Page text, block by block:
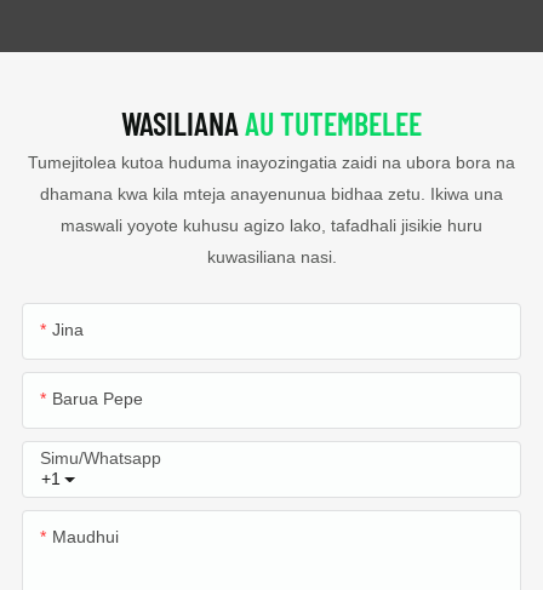
WASILIANAAU TUTEMBELEE
Tumejitolea kutoa huduma inayozingatia zaidi na ubora bora na
dhamana kwa kila mteja anayenunua bidhaa zetu. Ikiwa una
maswali yoyote kuhusu agizo lako, tafadhali jisikie huru
kuwasiliana nasi.
Jina
Barua Pepe
+1
Simu/whatsapp
Maudhui